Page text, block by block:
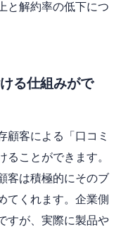
と解約率の低下につ
る仕組みがで
顧客による「口コミ
ことができます。
客は積極的にそのブ
てくれます。企業側
すが、実際に製品や